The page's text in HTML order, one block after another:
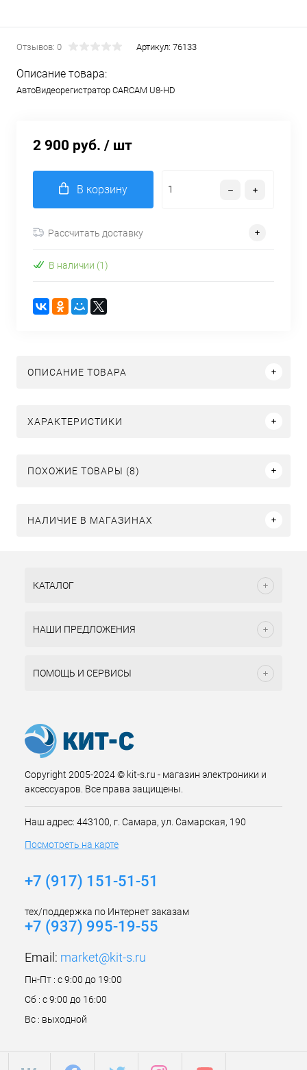
Отзывов: 0 Артикул: 76133
Описание товара:
АвтоВидеорегистратор CARCAM U8-HD
2 900 руб. / шт
В корзину
Рассчитать доставку
В наличии (1)
ОПИСАНИЕ ТОВАРА
ХАРАКТЕРИСТИКИ
ПОХОЖИЕ ТОВАРЫ (8)
НАЛИЧИЕ В МАГАЗИНАХ
КАТАЛОГ
НАШИ ПРЕДЛОЖЕНИЯ
ПОМОЩЬ И СЕРВИСЫ
Copyright 2005-2024 © kit-s.ru - магазин электроники и
аксессуаров. Все права защищены.
Наш адрес: 443100, г. Самара, ул. Самарская, 190
Посмотреть на карте
+7 (917) 151-51-51
тех/поддержка по Интернет заказам
+7 (937) 995-19-55
Email: market@kit-s.ru
Пн-Пт : с 9:00 до 19:00
Сб : с 9:00 до 16:00
Вс : выходной